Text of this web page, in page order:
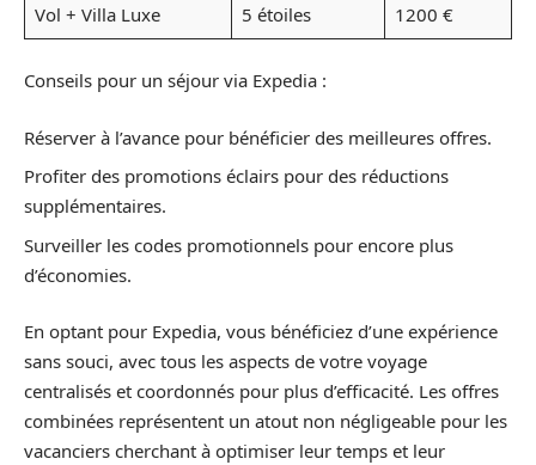
Vol + Villa Luxe
5 étoiles 1200 €
Conseils pour un séjour via Expedia :
Réserver à l’avance pour bénéficier des meilleures offres.
Profiter des promotions éclairs pour des réductions
supplémentaires.
Surveiller les codes promotionnels pour encore plus
d’économies.
En optant pour Expedia, vous bénéficiez d’une expérience
sans souci, avec tous les aspects de votre voyage
centralisés et coordonnés pour plus d’efficacité. Les offres
combinées représentent un atout non négligeable pour les
vacanciers cherchant à optimiser leur temps et leur